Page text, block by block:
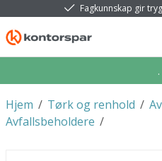
Fagkunnskap gir
.
/
Hjem /
Tørk og renhold
/
Avfallsbeholdere